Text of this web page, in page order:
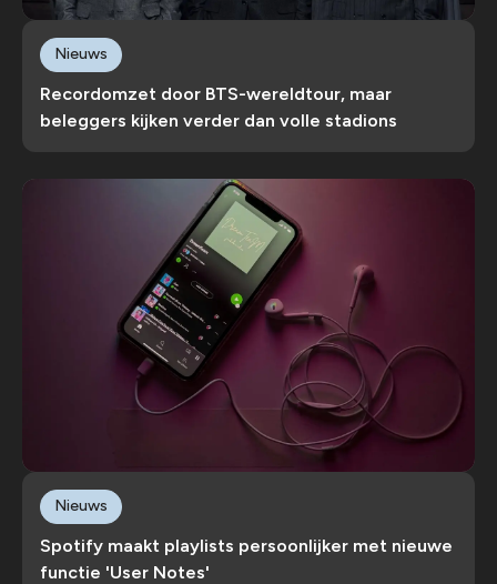
Recordomzet door BTS-wereldtour, maar
beleggers kijken verder dan volle stadions
Nieuws
Spotify maakt playlists persoonlijker met nieuwe
functie 'User Notes'
Nieuws